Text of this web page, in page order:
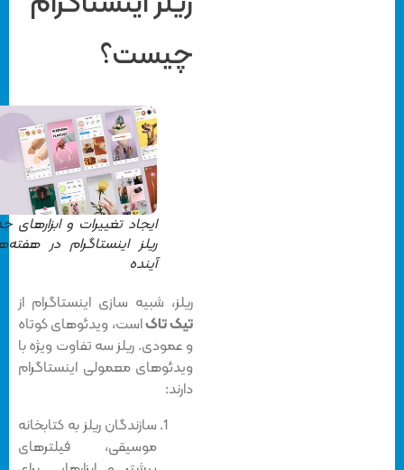
چیست؟
ایجاد تغییرات و ابزارهای جدید
ریلز اینستاگرام در هفته‌های
آینده
ریلز، شبیه سازی اینستاگرام از
تیک تاکاست، ویدئوهای کوتاه
و عمودی. ریلز سه تفاوت ویژه با
ویدئوهای معمولی اینستاگرام
دارند:
سازندگان ریلز به کتابخانه
موسیقی، فیلترهای